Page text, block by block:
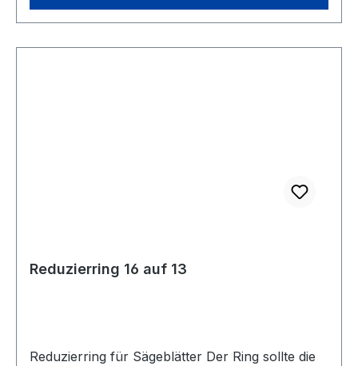
Reduzierring 16 auf 13
Reduzierring für Sägeblätter Der Ring sollte die